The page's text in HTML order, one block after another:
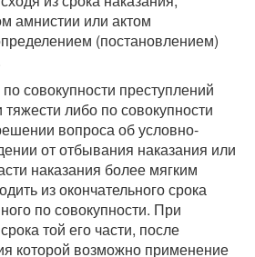
амнистии или актом
(постановлением)
совокупности преступлений
тяжести либо по совокупности
вопроса об условно-
от отбывания наказания или
наказания более мягким
из окончательного срока
по совокупности. При
той его части, после
которой возможно применение